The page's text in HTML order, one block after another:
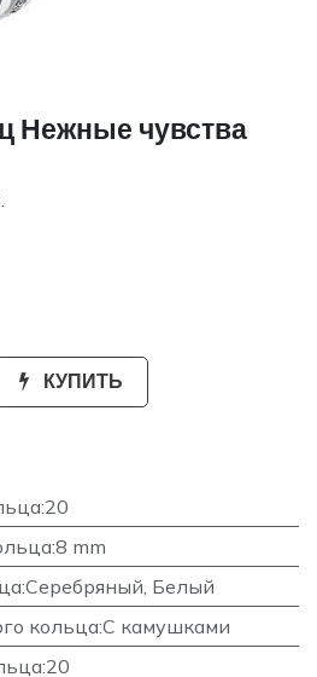
Нежные чувства
КУПИТЬ
:20
:8 mm
:Серебряный Белый
кольца:С камушками
:20